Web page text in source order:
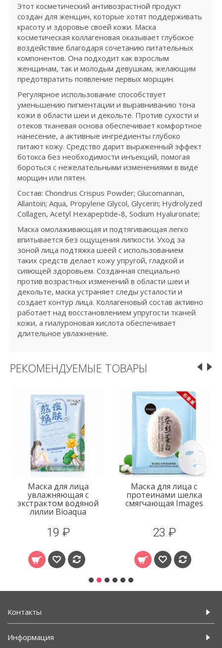
Этот косметический антивозрастной продукт
создан для женщин, которые хотят поддерживать
красоту и здоровье своей кожи. Маска
косметическая коллагеновая оказывает глубокое
воздействие благодаря сочетанию питательных
компонентов. Она подходит как взрослым
женщинам, так и молодым девушкам, желающим
предотвратить появление первых морщин.
Регулярное использование способствует
уменьшению пигментации и выравниванию тона
кожи в области шеи и декольте. Против сухости и
отеков тканевая основа обеспечивает комфортное
нанесение, а активные ингредиенты глубоко
питают кожу. Средство дарит выраженный эффект
ботокса без необходимости инъекций, помогая
бороться с нежелательными изменениями в виде
морщин или пятен.
Состав: Chondrus Crispus Powder; Glucomannan,
Allantoin; Aqua, Propylene Glycol, Glycerin; Hydrolyzed
Collagen, Acetyl Hexapeptide-8, Sodium Hyaluronate;
Маска омолаживающая и подтягивающая легко
впитывается без ощущения липкости. Уход за
зоной лица подтяжка шеей с использованием
таких средств делает кожу упругой, гладкой и
сияющей здоровьем. Созданная специально
против возрастных изменений в области шеи и
декольте, маска устраняет следы усталости и
создает контур лица. Коллагеновый состав активно
работает над восстановлением упругости тканей
кожи, а гиалуроновая кислота обеспечивает
длительное увлажнение.
РЕКОМЕНДУЕМЫЕ ТОВАРЫ
Маска для лица
увлажняющая с
экстрактом водяной
лилии Bioaqua
19 ₽
Маска для лица с
протеинами шелка
смягчающая Images
23 ₽
Контакты
Информация